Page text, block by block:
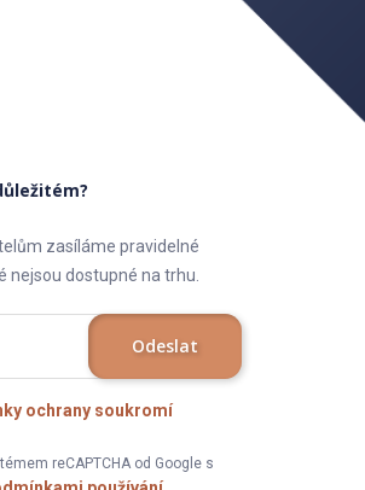
zasíláme pravidelné
nejsou dostupné na trhu.
Odeslat
ochrany soukromí
reCAPTCHA od Google s